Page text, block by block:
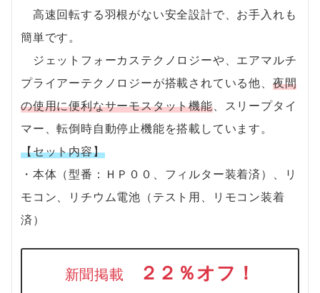
高速回転する羽根がない安全設計で、お手入れも
簡単です。
ジェットフォーカステクノロジーや、エアマルチ
プライアーテクノロジーが搭載されている他、 夜間
の使用に便利なサーモスタット機能、スリープタイ
マー、転倒時自動停止機能を搭載しています。
【セット内容】
・本体（型番：ＨＰ００、フィルター装着済）、リ
モコン、リチウム電池（テスト用、リモコン装着
済）
新聞掲載 ２２％オフ！